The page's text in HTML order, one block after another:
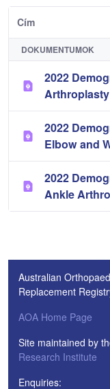
Cím
DOKUMENTUMOK
2022
2022
Elbow and
2022
Ankle
Australian
Replacement
AOA Home Page
Site maintained by
Research Institute
Enquiries: